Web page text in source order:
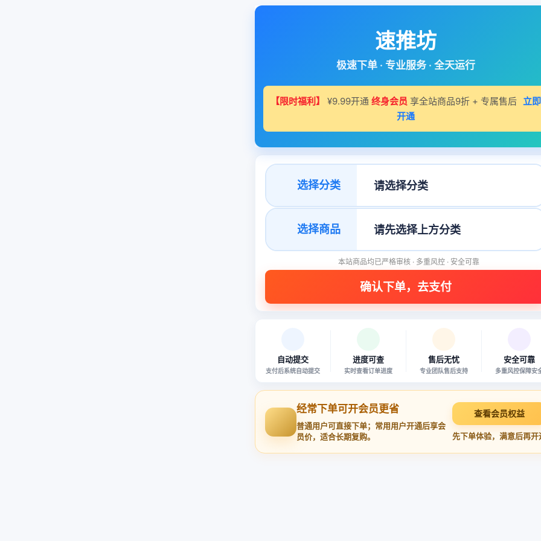
速推坊
极速下单 · 专业服务 · 全天运行
【限时福利】 ¥9.99开通 终身会员 享全站商品9折 + 专属售后 立即
开通
选择分类
选择商品
本站商品均已严格审核 · 多重风控 · 安全可靠
自动提交
支付后系统自动提交
进度可查
实时查看订单进度
售后无忧
专业团队售后支持
安全可靠
多重风控保障安
经常下单可开会员更省
普通用户可直接下单；常用用户开通后享会
员价，适合长期复购。
查看会员权益
先下单体验，满意后再开